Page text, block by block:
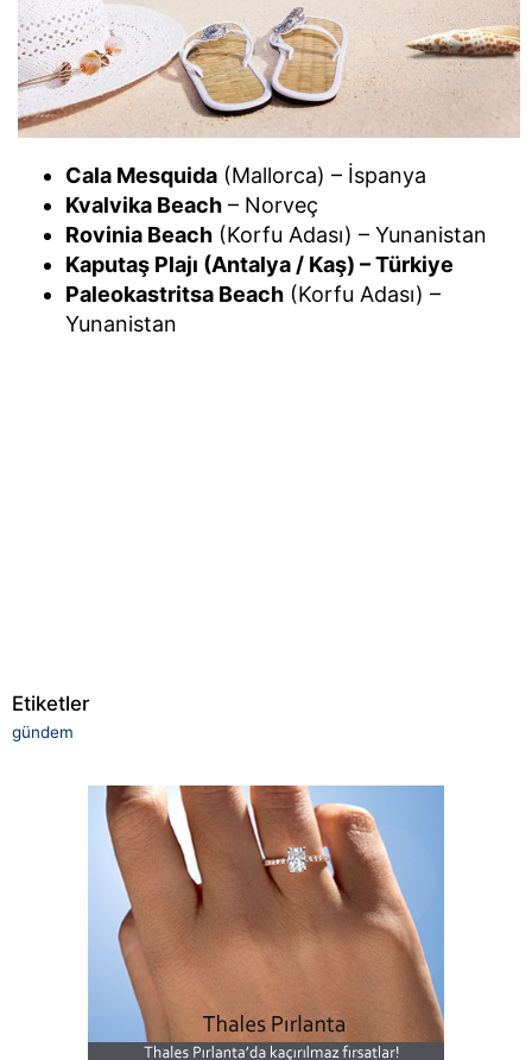
Cala Mesquida (Mallorca) – İspanya
Kvalvika Beach – Norveç
Rovinia Beach (Korfu Adası) – Yunanistan
Kaputaş Plajı (Antalya / Kaş) – Türkiye
Paleokastritsa Beach (Korfu Adası) –
Yunanistan
Etiketler
gündem